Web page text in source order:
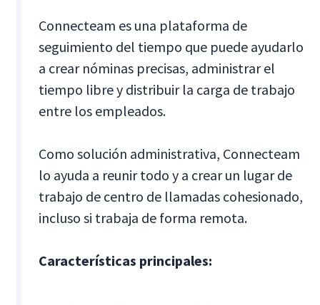
Connecteam es una plataforma de
seguimiento del tiempo que puede ayudarlo
a crear nóminas precisas, administrar el
tiempo libre y distribuir la carga de trabajo
entre los empleados.
Como solución administrativa, Connecteam
lo ayuda a reunir todo y a crear un lugar de
trabajo de centro de llamadas cohesionado,
incluso si trabaja de forma remota.
Características principales: